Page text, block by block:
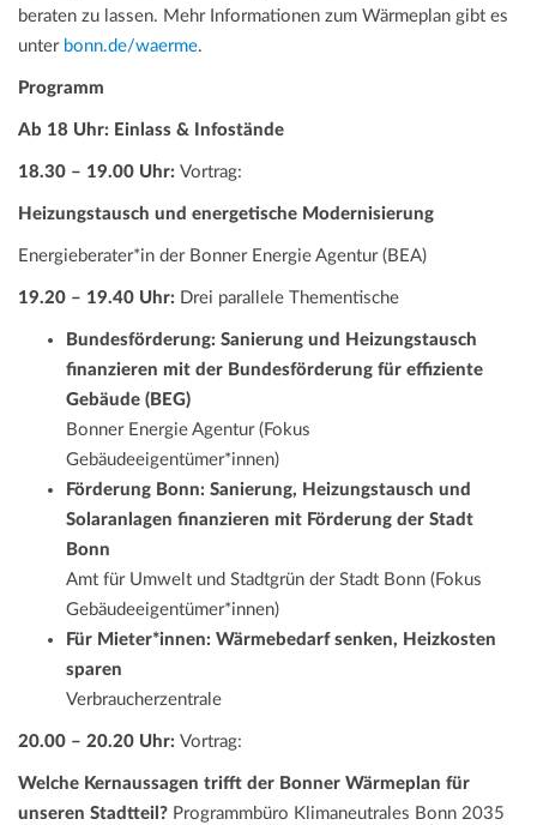
beraten zu lassen. Mehr Informationen zum Wärmeplan gibt es
unter bonn.de/waerme.
Programm
Ab 18 Uhr: Einlass & Infostände
18.30 – 19.00 Uhr: Vortrag:
Heizungstausch und energetische Modernisierung
Energieberater*in der Bonner Energie Agentur (BEA)
19.20 – 19.40 Uhr: Drei parallele Thementische
Bundesförderung: Sanierung und Heizungstausch
finanzieren mit der Bundesförderung für effiziente
Gebäude (BEG)
Bonner Energie Agentur (Fokus
Gebäudeeigentümer*innen)
Förderung Bonn: Sanierung, Heizungstausch und
Solaranlagen finanzieren mit Förderung der Stadt
Bonn
Amt für Umwelt und Stadtgrün der Stadt Bonn (Fokus
Gebäudeeigentümer*innen)
Für Mieter*innen: Wärmebedarf senken, Heizkosten
sparen
Verbraucherzentrale
20.00 – 20.20 Uhr: Vortrag:
Welche Kernaussagen trifft der Bonner Wärmeplan für
unseren Stadtteil? Programmbüro Klimaneutrales Bonn 2035